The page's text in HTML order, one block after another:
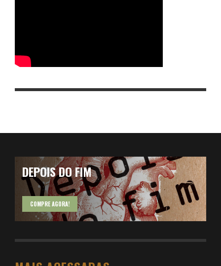
DEPOIS DO FIM
COMPRE AGORA!